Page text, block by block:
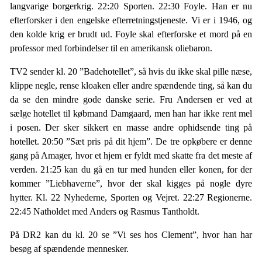
langvarige borgerkrig. 22:20 Sporten. 22:30 Foyle. Han er nu
efterforsker i den engelske efterretningstjeneste. Vi er i 1946, og
den kolde krig er brudt ud. Foyle skal efterforske et mord på en
professor med forbindelser til en amerikansk oliebaron.
TV2 sender kl. 20 ”Badehotellet”, så hvis du ikke skal pille næse,
klippe negle, rense kloaken eller andre spændende ting, så kan du
da se den mindre gode danske serie. Fru Andersen er ved at
sælge hotellet til købmand Damgaard, men han har ikke rent mel
i posen. Der sker sikkert en masse andre ophidsende ting på
hotellet. 20:50 ”Sæt pris på dit hjem”. De tre opkøbere er denne
gang på Amager, hvor et hjem er fyldt med skatte fra det meste af
verden. 21:25 kan du gå en tur med hunden eller konen, for der
kommer ”Liebhaverne”, hvor der skal kigges på nogle dyre
hytter. Kl. 22 Nyhederne, Sporten og Vejret. 22:27 Regionerne.
22:45 Natholdet med Anders og Rasmus Tantholdt.
På DR2 kan du kl. 20 se ”Vi ses hos Clement”, hvor han har
besøg af spændende mennesker.